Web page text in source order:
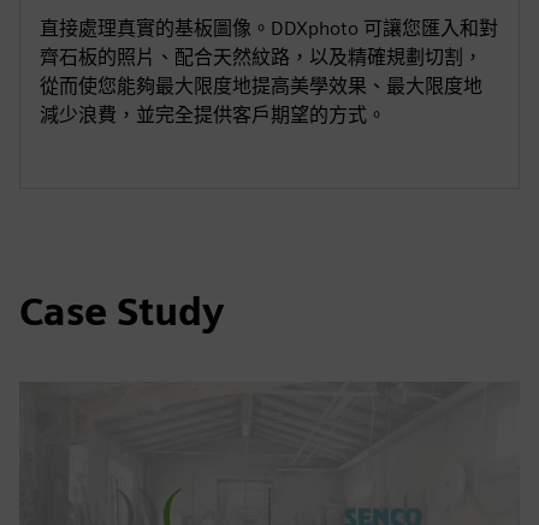
直接處理真實的基板圖像。DDXphoto 可讓您匯入和對
齊石板的照片、配合天然紋路，以及精確規劃切割，
從而使您能夠最大限度地提高美學效果、最大限度地
減少浪費，並完全提供客戶期望的方式。
Case Study